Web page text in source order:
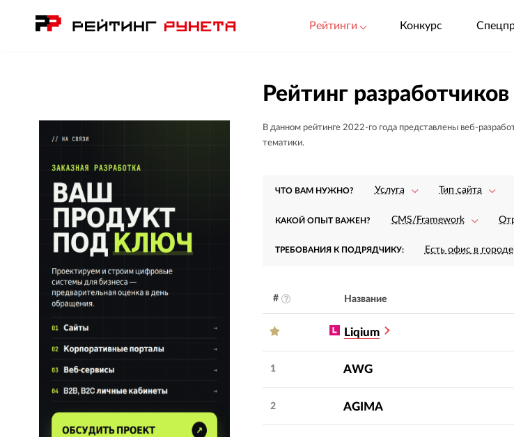
Рейтинги Конкурс
Рейтинг
В данном рейтинге 2022-го года представлены веб-
тематики.
ЧТО ВАМ НУЖНО? Услуга Тип сайта
КАКОЙ ОПЫТ ВАЖЕН? CMS/Framework
ТРЕБОВАНИЯ К ПОДРЯДЧИКУ: Есть офис в городе
# Название
Liqium
1 AWG
2 AGIMA